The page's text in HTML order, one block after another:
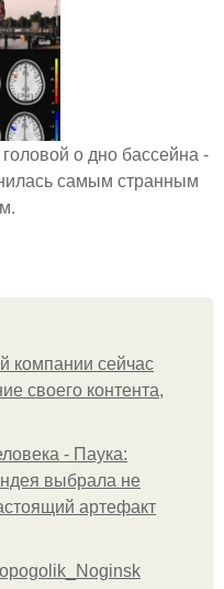
о дно бассейна -
самым странным
компании сейчас
своего контента,
- Паука:
выбрала не
артефакт